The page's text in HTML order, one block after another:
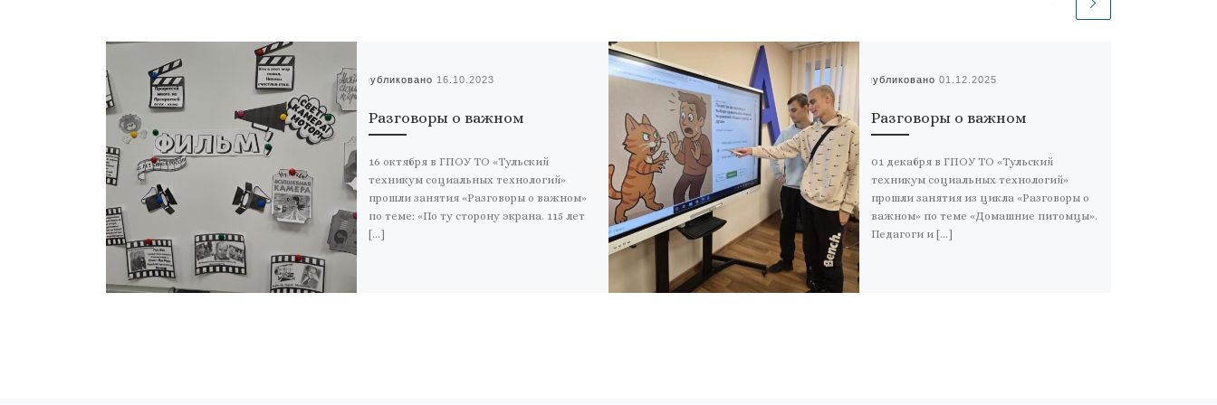
Опубликовано 16.10.2023
Разговоры о важном
16 октября в ГПОУ ТО «Тульский
техникум социальных технологий»
прошли занятия «Разговоры о важном»
по теме: «По ту сторону экрана. 115 лет
[…]
Опубликовано 01.12.2025
Разговоры о важном
01 декабря в ГПОУ ТО «Тульский
техникум социальных технологий»
прошли занятия из цикла «Разговоры о
важном» по теме «Домашние питомцы».
Педагоги и […]